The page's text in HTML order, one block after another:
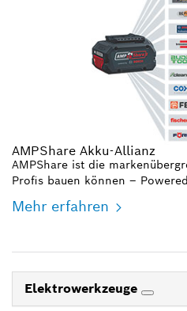
AMPShare Akku-Allianz
AMPShare ist die
Profis bauen können –
Mehr erfahren
Elektrowerkzeuge